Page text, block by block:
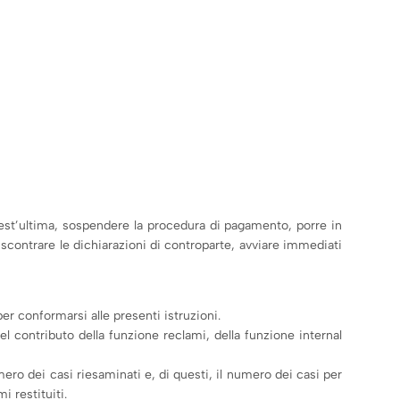
sospendere la procedura di pagamento, porre in
le dichiarazioni di controparte, avviare immediati
conformarsi alle presenti istruzioni.
contributo della funzione reclami, della funzione internal
dei casi riesaminati e, di questi, il numero dei casi per
restituiti.